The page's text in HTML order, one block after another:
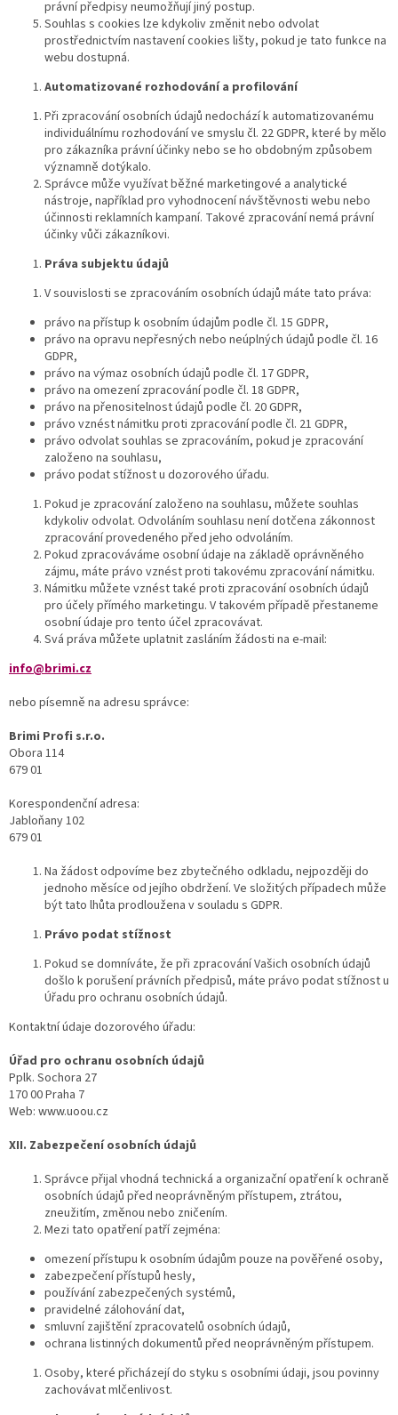
právní předpisy neumožňují jiný postup.
Souhlas s cookies lze kdykoliv změnit nebo odvolat
prostřednictvím nastavení cookies lišty, pokud je tato funkce na
webu dostupná.
Automatizované rozhodování a profilování
Při zpracování osobních údajů nedochází k automatizovanému
individuálnímu rozhodování ve smyslu čl. 22 GDPR, které by mělo
pro zákazníka právní účinky nebo se ho obdobným způsobem
významně dotýkalo.
Správce může využívat běžné marketingové a analytické
nástroje, například pro vyhodnocení návštěvnosti webu nebo
účinnosti reklamních kampaní. Takové zpracování nemá právní
účinky vůči zákazníkovi.
Práva subjektu údajů
V souvislosti se zpracováním osobních údajů máte tato práva:
právo na přístup k osobním údajům podle čl. 15 GDPR,
právo na opravu nepřesných nebo neúplných údajů podle čl. 16
GDPR,
právo na výmaz osobních údajů podle čl. 17 GDPR,
právo na omezení zpracování podle čl. 18 GDPR,
právo na přenositelnost údajů podle čl. 20 GDPR,
právo vznést námitku proti zpracování podle čl. 21 GDPR,
právo odvolat souhlas se zpracováním, pokud je zpracování
založeno na souhlasu,
právo podat stížnost u dozorového úřadu.
Pokud je zpracování založeno na souhlasu, můžete souhlas
kdykoliv odvolat. Odvoláním souhlasu není dotčena zákonnost
zpracování provedeného před jeho odvoláním.
Pokud zpracováváme osobní údaje na základě oprávněného
zájmu, máte právo vznést proti takovému zpracování námitku.
Námitku můžete vznést také proti zpracování osobních údajů
pro účely přímého marketingu. V takovém případě přestaneme
osobní údaje pro tento účel zpracovávat.
Svá práva můžete uplatnit zasláním žádosti na e-mail:
info@brimi.cz
nebo písemně na adresu správce:
Brimi Profi s.r.o.
Obora 114
679 01
Korespondenční adresa:
Jabloňany 102
679 01
Na žádost odpovíme bez zbytečného odkladu, nejpozději do
jednoho měsíce od jejího obdržení. Ve složitých případech může
být tato lhůta prodloužena v souladu s GDPR.
Právo podat stížnost
Pokud se domníváte, že při zpracování Vašich osobních údajů
došlo k porušení právních předpisů, máte právo podat stížnost u
Úřadu pro ochranu osobních údajů.
Kontaktní údaje dozorového úřadu:
Úřad pro ochranu osobních údajů
Pplk. Sochora 27
170 00 Praha 7
Web: www.uoou.cz
XII. Zabezpečení osobních údajů
Správce přijal vhodná technická a organizační opatření k ochraně
osobních údajů před neoprávněným přístupem, ztrátou,
zneužitím, změnou nebo zničením.
Mezi tato opatření patří zejména:
omezení přístupu k osobním údajům pouze na pověřené osoby,
zabezpečení přístupů hesly,
používání zabezpečených systémů,
pravidelné zálohování dat,
smluvní zajištění zpracovatelů osobních údajů,
ochrana listinných dokumentů před neoprávněným přístupem.
Osoby, které přicházejí do styku s osobními údaji, jsou povinny
zachovávat mlčenlivost.